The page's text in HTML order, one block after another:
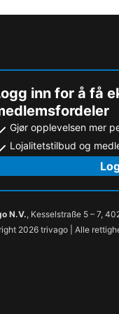
inn for å få
Gjør opplevelsen mer
Lojalitetstilbud og
N.V., Kesselstraße 5 – 7,
2026 trivago | Alle